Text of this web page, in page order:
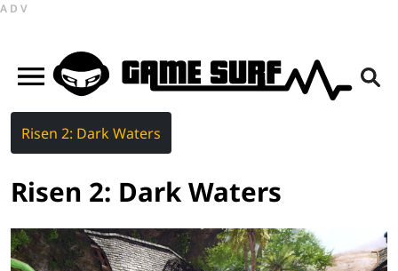
ADV
Risen 2: Dark Waters
Risen 2: Dark Waters